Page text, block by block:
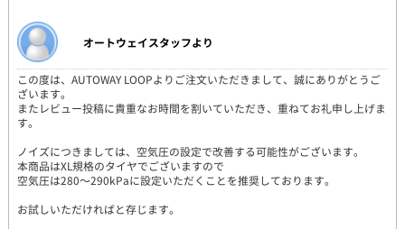
オートウェイスタッフより
この度は、AUTOWAY LOOPよりご注文いただきまして、誠にありがとうご
ざいます。
またレビュー投稿に貴重なお時間を割いていただき、重ねてお礼申し上げま
す。
ノイズにつきましては、空気圧の設定で改善する可能性がございます。
本商品はXL規格のタイヤでございますので
空気圧は280～290kPaに設定いただくことを推奨しております。
お試しいただければと存じます。